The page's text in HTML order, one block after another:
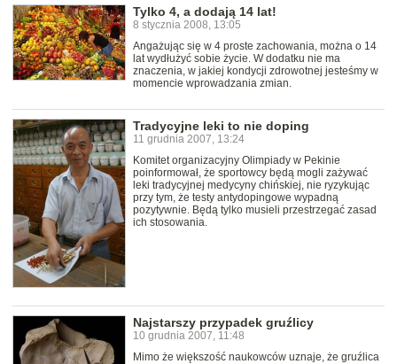
Tylko 4, a dodają 14 lat!
8 stycznia 2008, 13:05
Angażując się w 4 proste zachowania, można o 14
lat wydłużyć sobie życie. W dodatku nie ma
znaczenia, w jakiej kondycji zdrowotnej jesteśmy w
momencie wprowadzania zmian.
Tradycyjne leki to nie doping
11 grudnia 2007, 13:24
Komitet organizacyjny Olimpiady w Pekinie
poinformował, że sportowcy będą mogli zażywać
leki tradycyjnej medycyny chińskiej, nie ryzykując
przy tym, że testy antydopingowe wypadną
pozytywnie. Będą tylko musieli przestrzegać zasad
ich stosowania.
Najstarszy przypadek gruźlicy
10 grudnia 2007, 11:48
Mimo że większość naukowców uznaje, że gruźlica